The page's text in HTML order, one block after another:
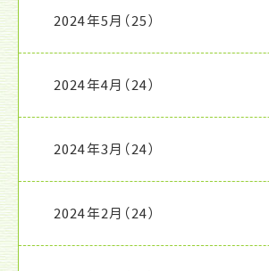
2024年5月 （25）
2024年4月 （24）
2024年3月 （24）
2024年2月 （24）